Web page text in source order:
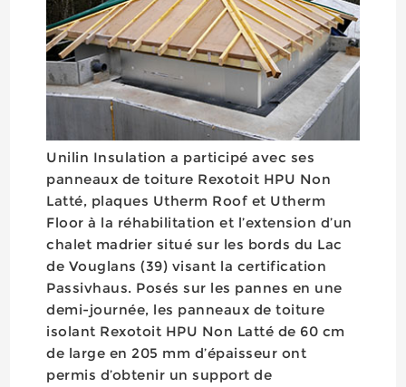
Unilin Insulation a participé avec ses
panneaux de toiture Rexotoit HPU Non
Latté, plaques Utherm Roof et Utherm
Floor à la réhabilitation et l’extension d’un
chalet madrier situé sur les bords du Lac
de Vouglans (39) visant la certification
Passivhaus. Posés sur les pannes en une
demi-journée, les panneaux de toiture
isolant Rexotoit HPU Non Latté de 60 cm
de large en 205 mm d’épaisseur ont
permis d’obtenir un support de